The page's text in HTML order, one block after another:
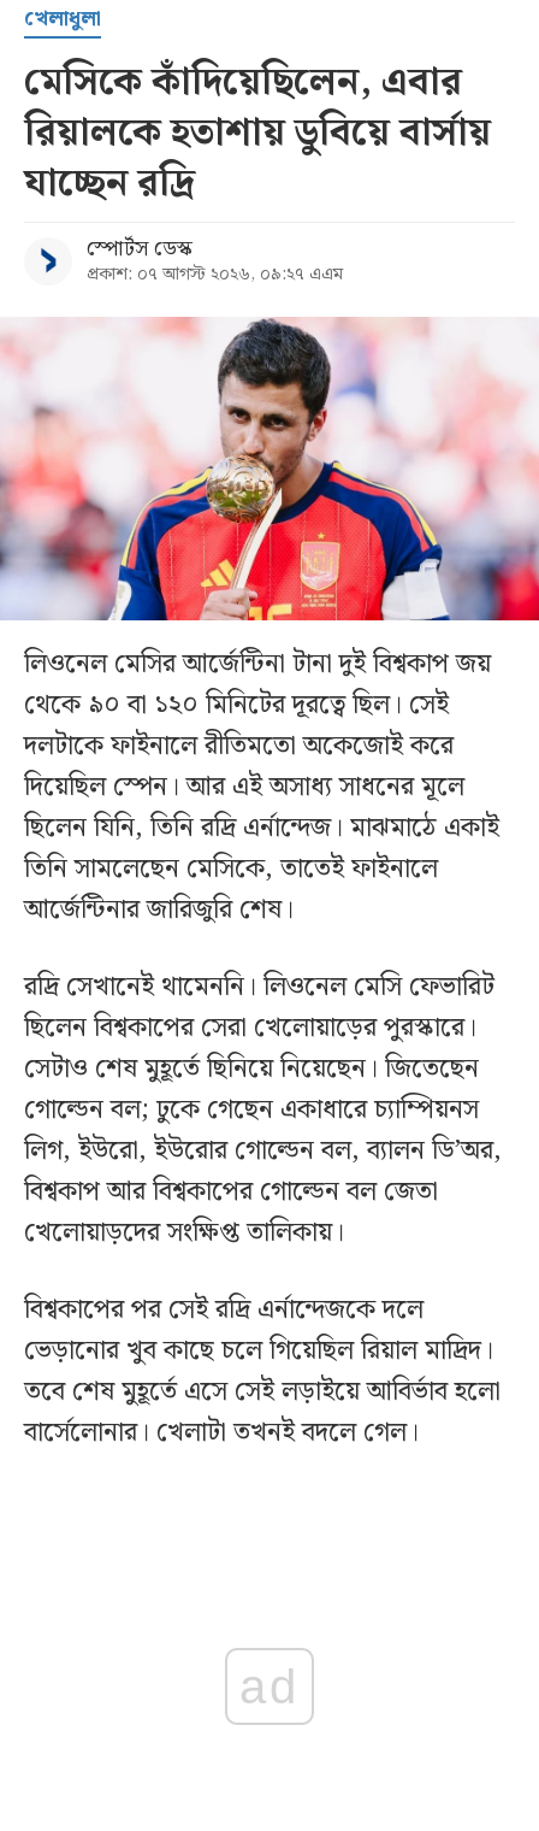
খেলাধুলা
মেসিকে কাঁদিয়েছিলেন, এবার
রিয়ালকে হতাশায় ডুবিয়ে বার্সায়
যাচ্ছেন রদ্রি
স্পোর্টস ডেস্ক
প্রকাশ: ০৭ আগস্ট ২০২৬, ০৯:২৭ এএম
লিওনেল মেসির আর্জেন্টিনা টানা দুই বিশ্বকাপ জয়
থেকে ৯০ বা ১২০ মিনিটের দূরত্বে ছিল। সেই
দলটাকে ফাইনালে রীতিমতো অকেজোই করে
দিয়েছিল স্পেন। আর এই অসাধ্য সাধনের মূলে
ছিলেন যিনি, তিনি রদ্রি এর্নান্দেজ। মাঝমাঠে একাই
তিনি সামলেছেন মেসিকে, তাতেই ফাইনালে
আর্জেন্টিনার জারিজুরি শেষ।
রদ্রি সেখানেই থামেননি। লিওনেল মেসি ফেভারিট
ছিলেন বিশ্বকাপের সেরা খেলোয়াড়ের পুরস্কারে।
সেটাও শেষ মুহূর্তে ছিনিয়ে নিয়েছেন। জিতেছেন
গোল্ডেন বল; ঢুকে গেছেন একাধারে চ্যাম্পিয়নস
লিগ, ইউরো, ইউরোর গোল্ডেন বল, ব্যালন ডি’অর,
বিশ্বকাপ আর বিশ্বকাপের গোল্ডেন বল জেতা
খেলোয়াড়দের সংক্ষিপ্ত তালিকায়।
বিশ্বকাপের পর সেই রদ্রি এর্নান্দেজকে দলে
ভেড়ানোর খুব কাছে চলে গিয়েছিল রিয়াল মাদ্রিদ।
তবে শেষ মুহূর্তে এসে সেই লড়াইয়ে আবির্ভাব হলো
বার্সেলোনার। খেলাটা তখনই বদলে গেল।
ad